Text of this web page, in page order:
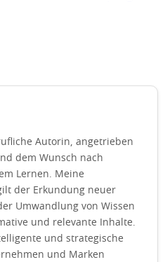
Autorin, angetrieben
dem Wunsch nach
Lernen. Meine
der Erkundung neuer
Umwandlung von Wissen
und relevante Inhalte.
und strategische
und Marken